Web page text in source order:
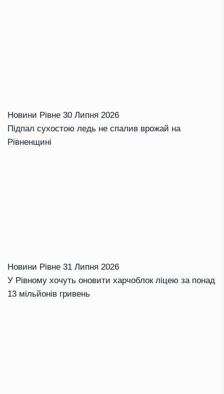
Новини Рівне 30 Липня 2026
Підпал сухостою ледь не спалив врожай на
Рівненщині
Новини Рівне 31 Липня 2026
У Рівному хочуть оновити харчоблок ліцею за понад
13 мільйонів гривень